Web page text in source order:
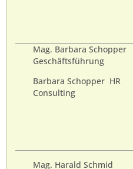
Mag. Barbara Schopper
Geschäftsführung
Barbara Schopper HR
Consulting
Mag. Harald Schmid